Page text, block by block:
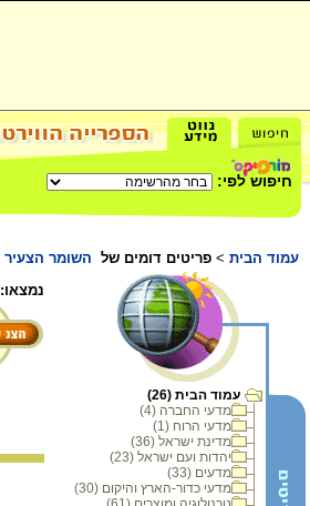
חיפוש לפי:
עמוד הבית > פריטים דומים של השומר הצעיר
עמוד הבית (26)
מדעי החברה (4)
מדעי הרוח (1)
מדינת ישראל (36)
יהדות ועם ישראל (23)
מדעים (33)
מדעי כדור-הארץ והיקום (30)
נמצאו: